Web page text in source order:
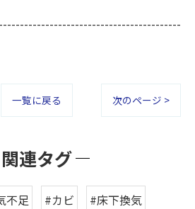
一覧に戻る 次のページ >
関連タグ
不足 #カビ #床下換気